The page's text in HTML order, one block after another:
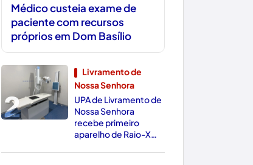
Médico custeia exame de
paciente com recursos
próprios em Dom Basílio
2
Livramento de
Nossa Senhora
UPA de Livramento de
Nossa Senhora
recebe primeiro
aparelho de Raio-X